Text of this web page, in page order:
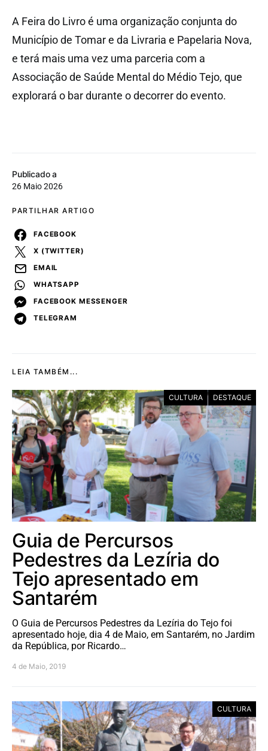
Publicado a
26 Maio 2026
PARTILHAR ARTIGO
FACEBOOK
X (TWITTER)
EMAIL
WHATSAPP
FACEBOOK MESSENGER
TELEGRAM
A Feira do Livro é uma organização conjunta do
Município de Tomar e da Livraria e Papelaria Nova,
e terá mais uma vez uma parceria com a
Associação de Saúde Mental do Médio Tejo, que
explorará o bar durante o decorrer do evento.
LEIA TAMBÉM...
CULTURA DESTAQUE
Guia de Percursos
Pedestres da Lezíria do
Tejo apresentado em
Santarém
O Guia de Percursos Pedestres da Lezíria do Tejo foi
apresentado hoje, dia 4 de Maio, em Santarém, no Jardim
da República, por Ricardo…
4 de Maio, 2019
CULTURA